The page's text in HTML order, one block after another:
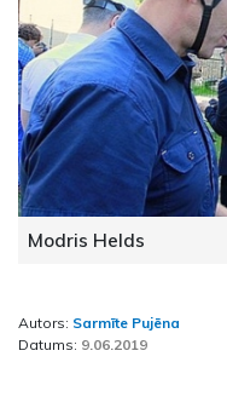
Modris Helds
Autors: Sarmīte Pujēna
Datums: 9.06.2019